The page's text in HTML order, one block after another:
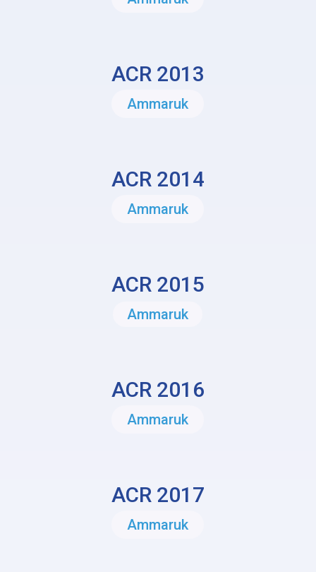
ACR 2013
Ammaruk
ACR 2014
Ammaruk
ACR 2015
Ammaruk
ACR 2016
Ammaruk
ACR 2017
Ammaruk